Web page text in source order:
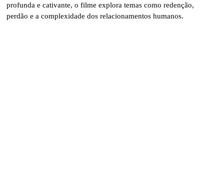
profunda e cativante, o filme explora temas como redenção,
perdão e a complexidade dos relacionamentos humanos.